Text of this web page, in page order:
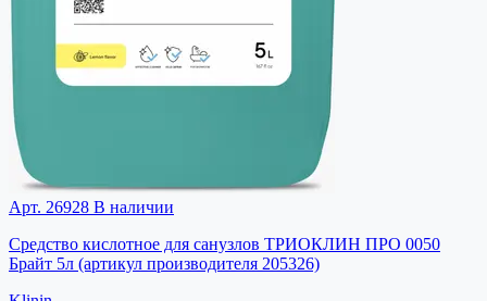
Арт. 26928 В наличии
Средство кислотное для санузлов ТРИОКЛИН ПРО 0050
Брайт 5л (артикул производителя 205326)